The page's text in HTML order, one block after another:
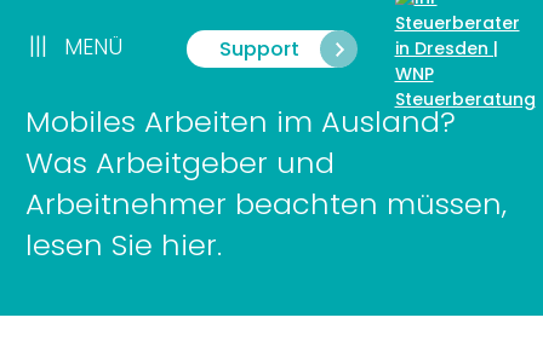
Inhalt
springen
Support
||| MENÜ
Mobiles Arbeiten im Ausland?
Was Arbeitgeber und
Arbeitnehmer beachten müssen,
lesen Sie hier.